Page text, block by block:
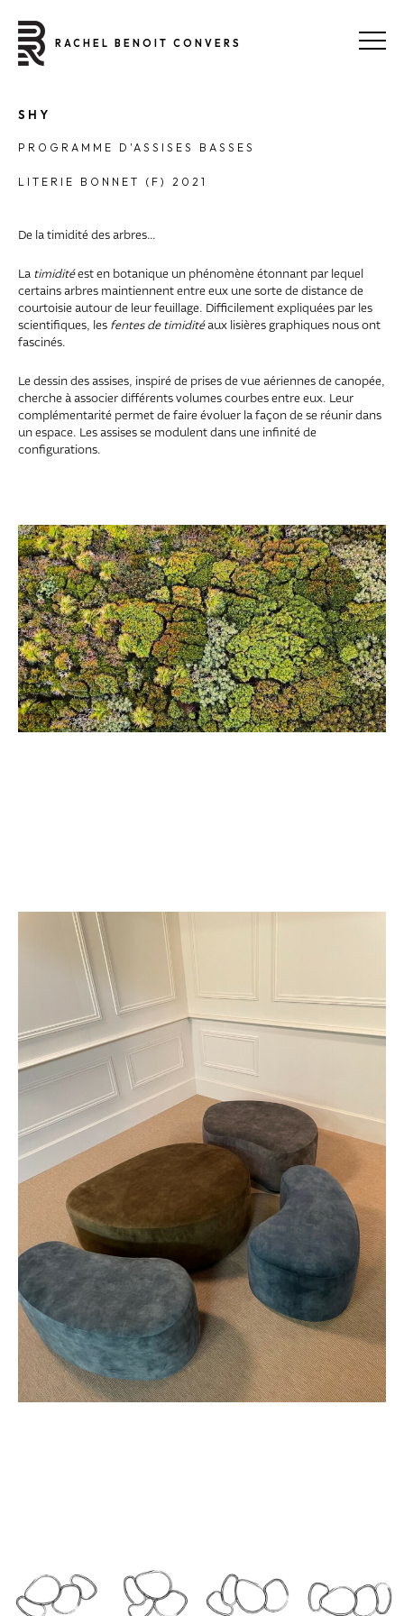
RACHEL BENOIT CONVERS
SHY
PROGRAMME D'ASSISES BASSES
LITERIE BONNET (F) 2021
De la timidité des arbres…
La timiditéest en botanique un phénomène étonnant par lequel
certains arbres maintiennent entre eux une sorte de distance de
courtoisie autour de leur feuillage. Difficilement expliquées par les
scientifiques, les fentes de timiditéaux lisières graphiques nous ont
fascinés.
Le dessin des assises, inspiré de prises de vue aériennes de canopée,
cherche à associer différents volumes courbes entre eux. Leur
complémentarité permet de faire évoluer la façon de se réunir dans
un espace. Les assises se modulent dans une infinité de
configurations.